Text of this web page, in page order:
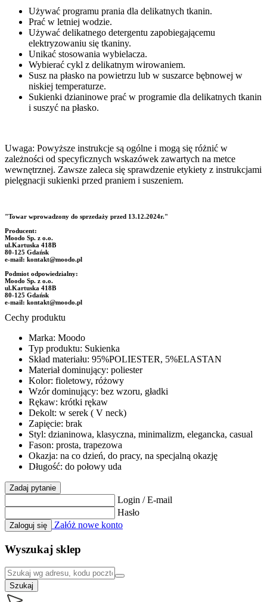
Używać programu prania dla delikatnych tkanin.
Prać w letniej wodzie.
Używać delikatnego detergentu zapobiegającemu
elektryzowaniu się tkaniny.
Unikać stosowania wybielacza.
Wybierać cykl z delikatnym wirowaniem.
Susz na płasko na powietrzu lub w suszarce bębnowej w
niskiej temperaturze.
Sukienki dzianinowe prać w programie dla delikatnych tkanin
i suszyć na płasko.
Uwaga: Powyższe instrukcje są ogólne i mogą się różnić w
zależności od specyficznych wskazówek zawartych na metce
wewnętrznej. Zawsze zaleca się sprawdzenie etykiety z instrukcjami
pielęgnacji sukienki przed praniem i suszeniem.
"Towar wprowadzony do sprzedaży przed 13.12.2024r."
Producent:
Moodo Sp. z o.o.
ul.Kartuska 418B
80-125 Gdańsk
e-mail: kontakt@moodo.pl
Podmiot odpowiedzialny:
Moodo Sp. z o.o.
ul.Kartuska 418B
80-125 Gdańsk
e-mail: kontakt@moodo.pl
Cechy produktu
Marka: Moodo
Typ produktu: Sukienka
Skład materiału: 95%POLIESTER, 5%ELASTAN
Materiał dominujący: poliester
Kolor: fioletowy, różowy
Wzór dominujący: bez wzoru, gładki
Rękaw: krótki rękaw
Dekolt: w serek ( V neck)
Zapięcie: brak
Styl: dzianinowa, klasyczna, minimalizm, elegancka, casual
Fason: prosta, trapezowa
Okazja: na co dzień, do pracy, na specjalną okazję
Długość: do połowy uda
Zadaj pytanie
Login / E-mail
Hasło
Zaloguj się Załóż nowe konto
Wyszukaj sklep
Szukaj